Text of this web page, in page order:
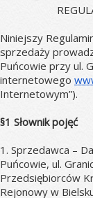
Niniejszy
sprzedaży
Puńcowie przy ul.
internetowego
Internetowym”).
§1 Słownik pojęć
1. Sprzedawca –
Puńcowie, ul.
Przedsiębiorców
Rejonowy w